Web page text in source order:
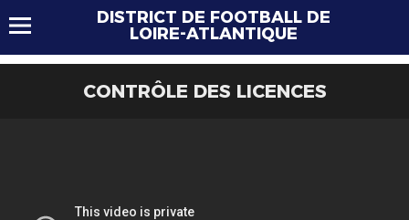
DISTRICT DE FOOTBALL DE
LOIRE-ATLANTIQUE
CONTRÔLE DES LICENCES